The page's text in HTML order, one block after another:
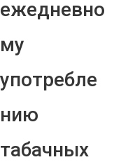
ежедневно
му
употребле
нию
табачных